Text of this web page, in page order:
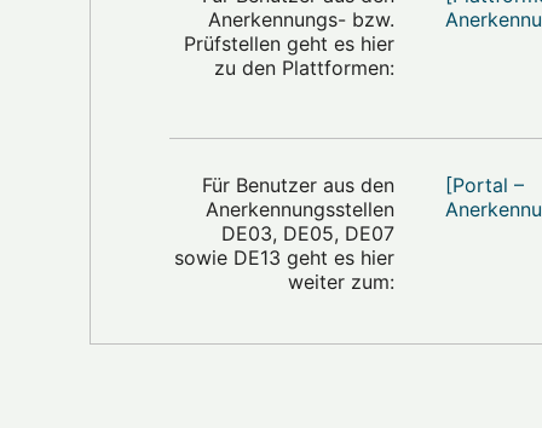
Anerkennungs- bzw.
Prüfstellen geht es hier
zu den Plattformen:
Für Benutzer aus den
Anerkennungsstellen
DE03, DE05, DE07
sowie DE13 geht es hier
weiter zum:
[Portal –